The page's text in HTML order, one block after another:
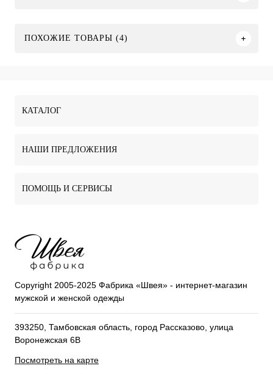
ПОХОЖИЕ ТОВАРЫ (4)
КАТАЛОГ
НАШИ ПРЕДЛОЖЕНИЯ
ПОМОЩЬ И СЕРВИСЫ
Copyright 2005-2025 Фабрика «Швея» - интернет-магазин
мужской и женской одежды
393250, Тамбовская область, город Рассказово, улица
Воронежская 6В
Посмотреть на карте